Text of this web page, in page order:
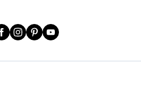
Facebook
Instagram
PinterestYouTube